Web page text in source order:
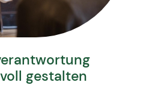
gestalten